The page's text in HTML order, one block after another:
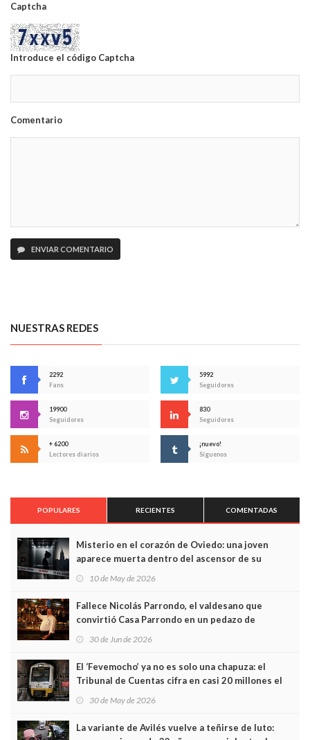
Captcha
Introduce el código Captcha
Comentario
ENVIAR COMENTARIO
NUESTRAS REDES
2292
Fans
5992
Seguidores
19900
Seguidores
830
Seguidores
+ 6200
Lectores diarios
¡nuevo!
Síguenos
POPULARES RECIENTES COMENTADAS
Misterio en el corazón de Oviedo: una joven
aparece muerta dentro del ascensor de su
edificio y las cámaras captan sus últimos minutos
10 de May de 2026
Fallece Nicolás Parrondo, el valdesano que
convirtió Casa Parrondo en un pedazo de
Asturias en Madrid
30 de Jun de 2026
El ‘Fevemocho’ ya no es solo una chapuza: el
Tribunal de Cuentas cifra en casi 20 millones el
sobrecoste de los trenes que no cabían por los
30 de May de 2026
La variante de Avilés vuelve a teñirse de luto: